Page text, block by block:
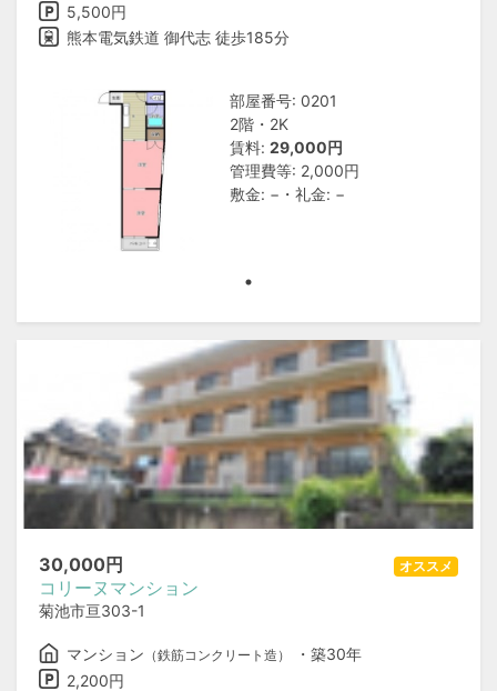
5,500円
熊本電気鉄道 御代志 徒歩185分
部屋番号: 0201
2階・2K
賃料: 29,000円
管理費等: 2,000円
敷金: −・礼金: −
30,000円
コリーヌマンション
菊池市亘303-1
オススメ
マンション （鉄筋コンクリート造）
・築30年
2,200円